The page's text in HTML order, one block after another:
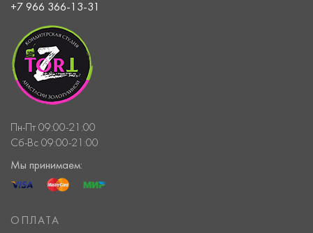
+7 966 366-13-31
Пн-Пт 09:00-21:00
Сб-Вс 09:00-21:00
Мы принимаем:
ОПЛАТА